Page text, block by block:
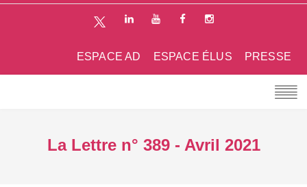
PRESSE
ESPACE ÉLUS
ESPACE AD
La Lettre n° 389 - Avril 2021